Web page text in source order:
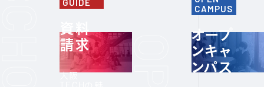
GUIDE
資料
請求
大阪
CAMPUS
オープ
ンキャ
ンパス